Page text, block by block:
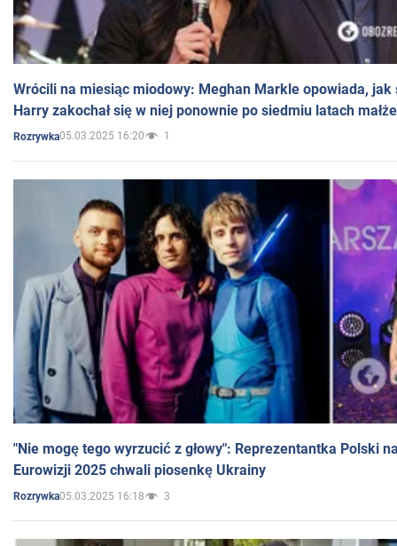
Wrócili na miesiąc miodowy: Meghan Markle opowiada, jak
Harry zakochał się w niej ponownie po siedmiu latach
Rozrywka05.03.2025 16:20 1
"Nie mogę tego wyrzucić z głowy": Reprezentantka Polski
Eurowizji 2025 chwali piosenkę Ukrainy
Rozrywka05.03.2025 16:18 3